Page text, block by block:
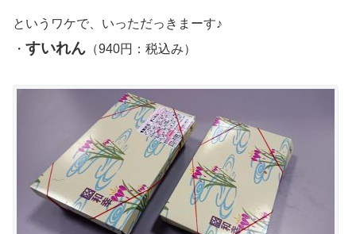
というワケで、いっただっきまーす♪
・ すいれん （940円：税込み）